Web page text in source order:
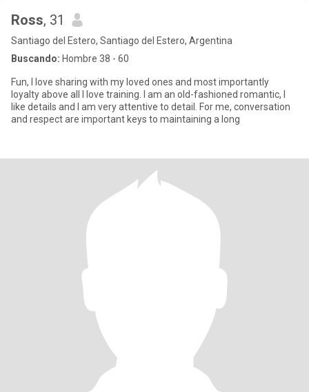
Ross, 31
Santiago del Estero, Santiago del Estero, Argentina
Buscando: Hombre 38 - 60
Fun, I love sharing with my loved ones and most importantly
loyalty above all I love training. I am an old-fashioned romantic, I
like details and I am very attentive to detail. For me, conversation
and respect are important keys to maintaining a long